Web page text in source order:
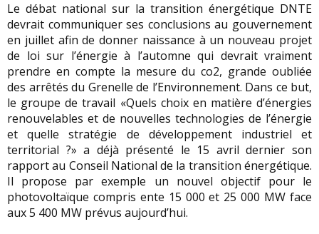
Le débat national sur la transition énergétique DNTE
devrait communiquer ses conclusions au gouvernement
en juillet afin de donner naissance à un nouveau projet
de loi sur l’énergie à l’automne qui devrait vraiment
prendre en compte la mesure du co2, grande oubliée
des arrêtés du Grenelle de l’Environnement. Dans ce but,
le groupe de travail «Quels choix en matière d’énergies
renouvelables et de nouvelles technologies de l’énergie
et quelle stratégie de développement industriel et
territorial ?» a déjà présenté le 15 avril dernier son
rapport au Conseil National de la transition énergétique.
Il propose par exemple un nouvel objectif pour le
photovoltaïque compris ente 15 000 et 25 000 MW face
aux 5 400 MW prévus aujourd’hui.